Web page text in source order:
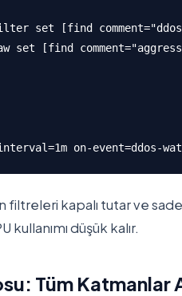
set [find
set [find
on-event=ddos-
filtreleri kapalı tutar ve
kullanımı düşük kalır.
Tüm Katmanlar